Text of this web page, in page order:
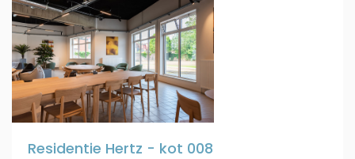
Residentie Hertz - kot 008